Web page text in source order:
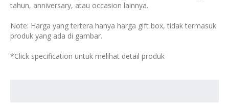
tahun, anniversary, atau occasion lainnya.
Note: Harga yang tertera hanya harga gift box, tidak termasuk
produk yang ada di gambar.
*Click specification untuk melihat detail produk